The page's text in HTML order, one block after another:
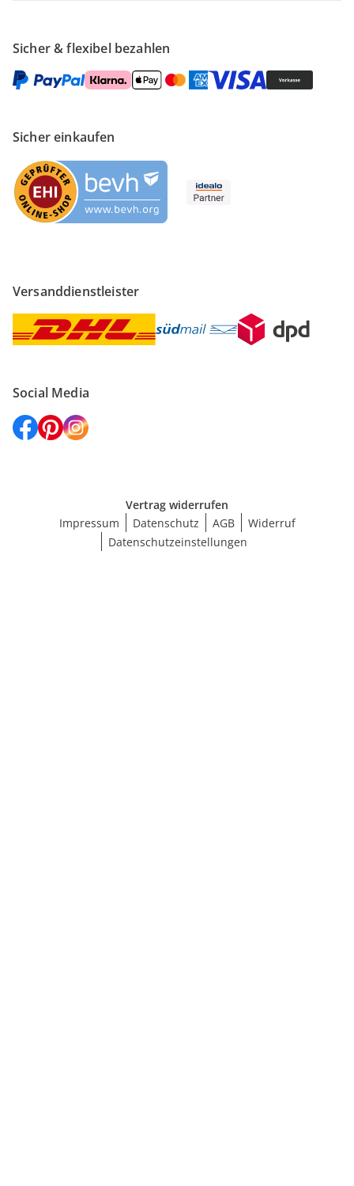
Sicher & flexibel bezahlen
Sicher einkaufen
Versanddienstleister
Social Media
Vertrag widerrufen
Impressum
Datenschutz AGB
Widerruf
Datenschutzeinstellungen